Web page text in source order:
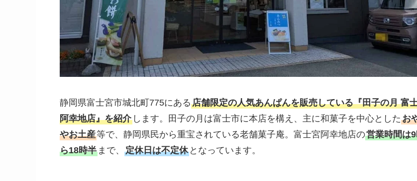
静岡県富士宮市城北町775にある 店舗限定の人気あんぱんを販売している『田子の月 富
阿幸地店』を紹介 します。田子の月は富士市に本店を構え、主に和菓子を中心とした お
やお土産等で、静岡県民から重宝されている老舗菓子庵。富士宮阿幸地店の営業時間は
ら18時半 まで、 定休日は不定休 となっています。